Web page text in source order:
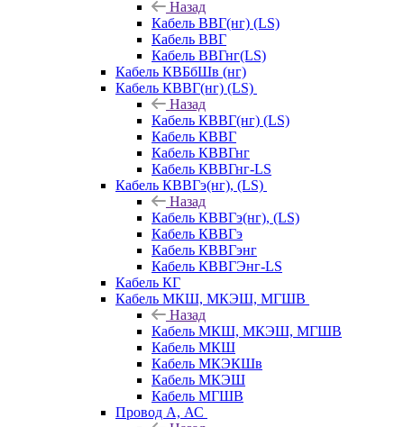
Назад
Кабель ВВГ(нг) (LS)
Кабель ВВГ
Кабель ВВГнг(LS)
Кабель КВБбШв (нг)
Кабель КВВГ(нг) (LS)
Назад
Кабель КВВГ(нг) (LS)
Кабель КВВГ
Кабель КВВГнг
Кабель КВВГнг-LS
Кабель КВВГэ(нг), (LS)
Назад
Кабель КВВГэ(нг), (LS)
Кабель КВВГэ
Кабель КВВГэнг
Кабель КВВГЭнг-LS
Кабель КГ
Кабель МКШ, МКЭШ, МГШВ
Назад
Кабель МКШ, МКЭШ, МГШВ
Кабель МКШ
Кабель МКЭКШв
Кабель МКЭШ
Кабель МГШВ
Провод А, АС